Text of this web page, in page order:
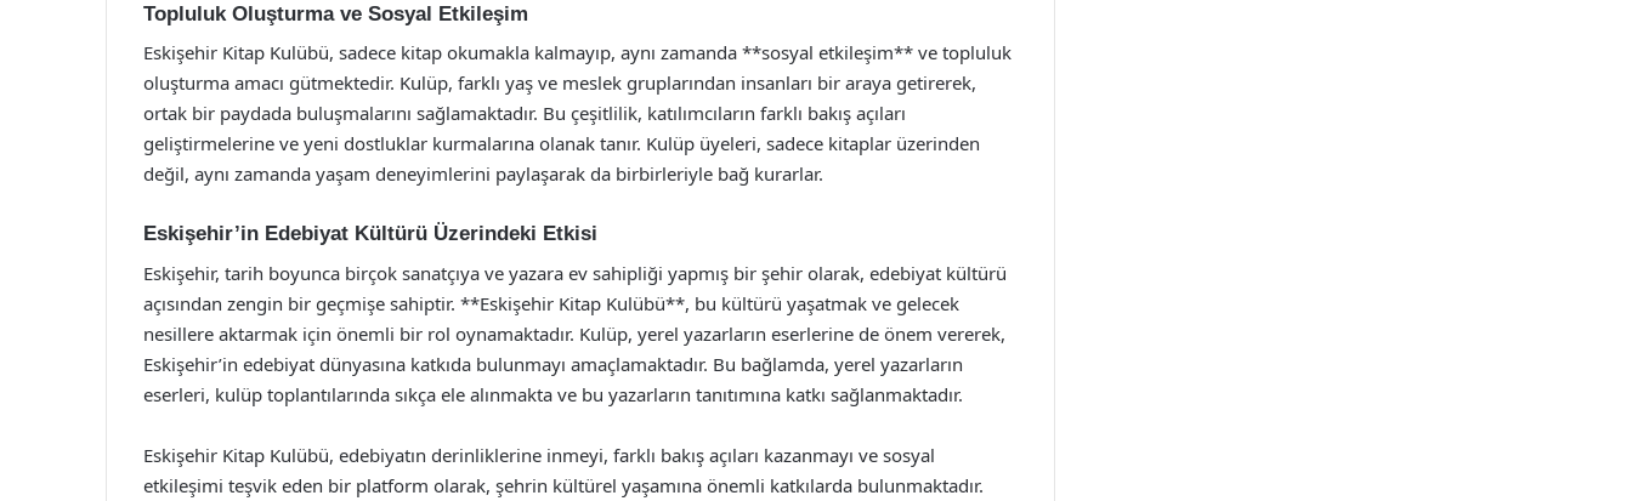
Topluluk Oluşturma ve Sosyal Etkileşim
Eskişehir Kitap Kulübü, sadece kitap okumakla kalmayıp, aynı zamanda **sosyal etkileşim** ve topluluk
oluşturma amacı gütmektedir. Kulüp, farklı yaş ve meslek gruplarından insanları bir araya getirerek,
ortak bir paydada buluşmalarını sağlamaktadır. Bu çeşitlilik, katılımcıların farklı bakış açıları
geliştirmelerine ve yeni dostluklar kurmalarına olanak tanır. Kulüp üyeleri, sadece kitaplar üzerinden
değil, aynı zamanda yaşam deneyimlerini paylaşarak da birbirleriyle bağ kurarlar.
Eskişehir’in Edebiyat Kültürü Üzerindeki Etkisi
Eskişehir, tarih boyunca birçok sanatçıya ve yazara ev sahipliği yapmış bir şehir olarak, edebiyat kültürü
açısından zengin bir geçmişe sahiptir. **Eskişehir Kitap Kulübü**, bu kültürü yaşatmak ve gelecek
nesillere aktarmak için önemli bir rol oynamaktadır. Kulüp, yerel yazarların eserlerine de önem vererek,
Eskişehir’in edebiyat dünyasına katkıda bulunmayı amaçlamaktadır. Bu bağlamda, yerel yazarların
eserleri, kulüp toplantılarında sıkça ele alınmakta ve bu yazarların tanıtımına katkı sağlanmaktadır.
Eskişehir Kitap Kulübü, edebiyatın derinliklerine inmeyi, farklı bakış açıları kazanmayı ve sosyal
etkileşimi teşvik eden bir platform olarak, şehrin kültürel yaşamına önemli katkılarda bulunmaktadır.